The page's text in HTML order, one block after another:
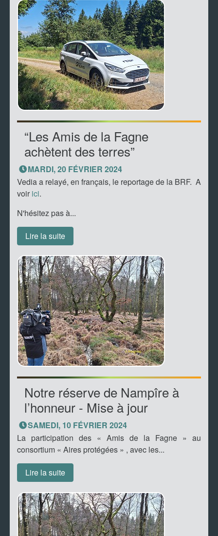
“Les Amis de la Fagne
achètent des terres”
MARDI, 20 FÉVRIER 2024
Vedia a relayé, en français, le reportage de la BRF. A
voir ici.
N'hésitez pas à...
Lire la suite
Notre réserve de Nampîre à
l’honneur - Mise à jour
SAMEDI, 10 FÉVRIER 2024
La participation des « Amis de la Fagne » au
consortium « Aires protégées » , avec les...
Lire la suite